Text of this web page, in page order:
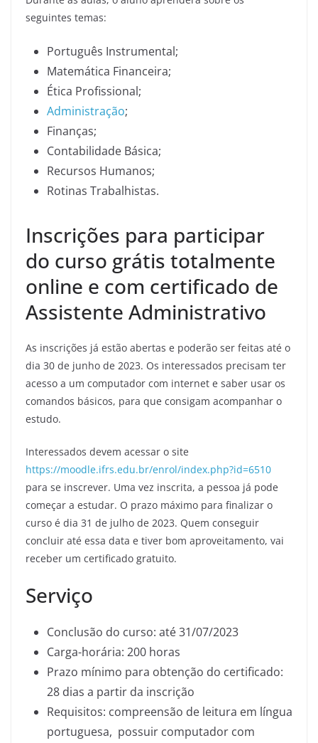
seguintes temas:
Português Instrumental;
Matemática Financeira;
Ética Profissional;
Administração;
Finanças;
Contabilidade Básica;
Recursos Humanos;
Rotinas Trabalhistas.
Inscrições para participar
do curso grátis totalmente
online e com certificado de
Assistente Administrativo
As inscrições já estão abertas e poderão ser feitas até o
dia 30 de junho de 2023. Os interessados precisam ter
acesso a um computador com internet e saber usar os
comandos básicos, para que consigam acompanhar o
estudo.
Interessados devem acessar o site
https://moodle.ifrs.edu.br/enrol/index.php?id=6510
para se inscrever. Uma vez inscrita, a pessoa já pode
começar a estudar. O prazo máximo para finalizar o
curso é dia 31 de julho de 2023. Quem conseguir
concluir até essa data e tiver bom aproveitamento, vai
receber um certificado gratuito.
Serviço
Conclusão do curso: até 31/07/2023
Carga-horária: 200 horas
Prazo mínimo para obtenção do certificado:
28 dias a partir da inscrição
Requisitos: compreensão de leitura em língua
portuguesa, possuir computador com